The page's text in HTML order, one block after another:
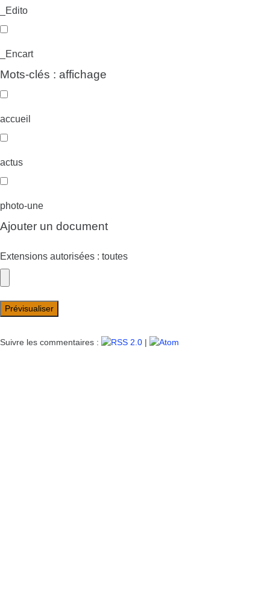
_Edito
_Encart
Mots-clés : affichage
accueil
actus
photo-une
Ajouter un document
Extensions autorisées : toutes
Suivre les commentaires : |